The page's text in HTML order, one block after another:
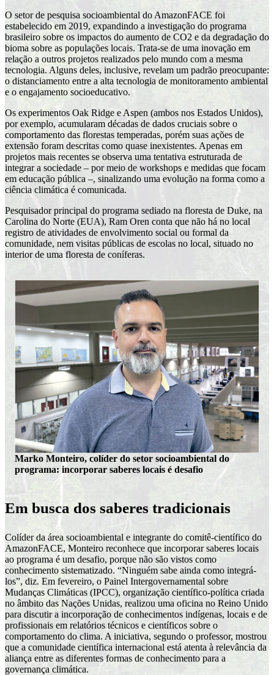
O setor de pesquisa socioambiental do AmazonFACE foi
estabelecido em 2019, expandindo a investigação do programa
brasileiro sobre os impactos do aumento de CO2 e da degradação do
bioma sobre as populações locais. Trata-se de uma inovação em
relação a outros projetos realizados pelo mundo com a mesma
tecnologia. Alguns deles, inclusive, revelam um padrão preocupante:
o distanciamento entre a alta tecnologia de monitoramento ambiental
e o engajamento socioeducativo.
Os experimentos Oak Ridge e Aspen (ambos nos Estados Unidos),
por exemplo, acumularam décadas de dados cruciais sobre o
comportamento das florestas temperadas, porém suas ações de
extensão foram descritas como quase inexistentes. Apenas em
projetos mais recentes se observa uma tentativa estruturada de
integrar a sociedade – por meio de workshops e medidas que focam
em educação pública –, sinalizando uma evolução na forma como a
ciência climática é comunicada.
Pesquisador principal do programa sediado na floresta de Duke, na
Carolina do Norte (EUA), Ram Oren conta que não há no local
registro de atividades de envolvimento social ou formal da
comunidade, nem visitas públicas de escolas no local, situado no
interior de uma floresta de coníferas.
Marko Monteiro, colíder do setor socioambiental do
programa: incorporar saberes locais é desafio
Em busca dos saberes tradicionais
Colíder da área socioambiental e integrante do comitê-científico do
AmazonFACE, Monteiro reconhece que incorporar saberes locais
ao programa é um desafio, porque não são vistos como
conhecimento sistematizado. “Ninguém sabe ainda como integrá-
los”, diz. Em fevereiro, o Painel Intergovernamental sobre
Mudanças Climáticas (IPCC), organização científico-política criada
no âmbito das Nações Unidas, realizou uma oficina no Reino Unido
para discutir a incorporação de conhecimentos indígenas, locais e de
profissionais em relatórios técnicos e científicos sobre o
comportamento do clima. A iniciativa, segundo o professor, mostrou
que a comunidade científica internacional está atenta à relevância da
aliança entre as diferentes formas de conhecimento para a
governança climática.